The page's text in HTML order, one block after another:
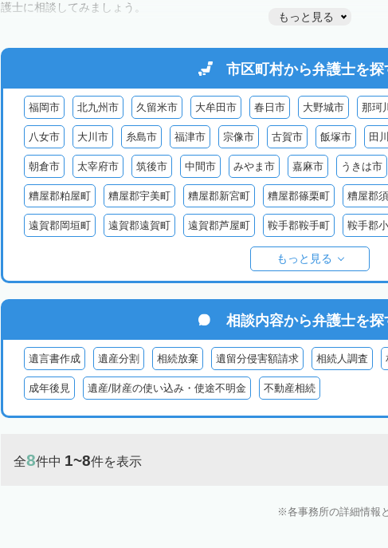
護士に相談してみましょう。
もっと見る
市区町村から弁護士を探
福岡市 北九州市 久留米市 大牟田市 春日市 大野城市 那珂
八女市 大川市 糸島市 福津市 宗像市 古賀市 飯塚市 田
朝倉市 太宰府市 筑後市 中間市 みやま市 嘉麻市 うきは市
糟屋郡粕屋町 糟屋郡宇美町 糟屋郡新宮町 糟屋郡篠栗町 糟屋郡
遠賀郡岡垣町 遠賀郡遠賀町 遠賀郡芦屋町 鞍手郡鞍手町 鞍手郡
朝倉郡東峰村
田川郡添田町 田川郡糸田町 田川郡大任町 田川郡赤村 京都郡苅
もっと見る
相談内容から弁護士を探
遺言書作成 遺産分割 相続放棄 遺留分侵害額請求 相続人調査
成年後見 遺産/財産の使い込み・使途不明金 不動産相続
全8件中 1~8件を表示
各事務所の詳細情報